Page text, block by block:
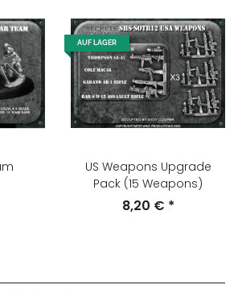
AUF LAGER
US Weapons Upgrade
Pack (15 Weapons)
8,20 € *